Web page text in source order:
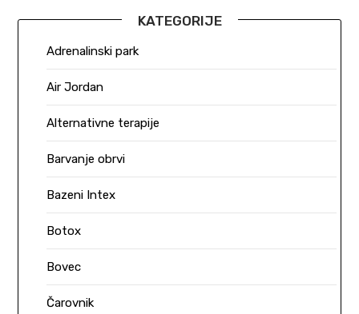
KATEGORIJE
Adrenalinski park
Air Jordan
Alternativne terapije
Barvanje obrvi
Bazeni Intex
Botox
Bovec
Čarovnik